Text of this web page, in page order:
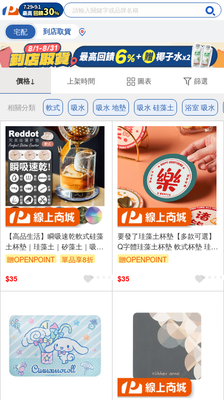
宅配 到店取貨
價格↓ 上架時間 圖表 篩選
相關分類 軟式 吸水 吸水 地墊 吸水 硅藻土 浴室 吸水
【高品生活】瞬吸速乾軟式硅藻
土杯墊｜珪藻土｜矽藻土｜吸水
杯墊｜隔熱杯墊｜止滑杯墊｜
贈OPENPOINT
單品享8折
$35
要發了珪藻土杯墊【多款可選】
Q字體珪藻土杯墊 軟式杯墊 珪藻
土杯墊 杯墊 硅藻土杯墊 吸水杯
土杯墊
贈OPENPOINT
$35